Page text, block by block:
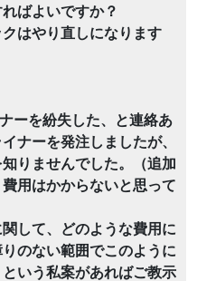
ばよいですか？
はやり直しになります
ーを紛失した、と連絡あ
ナーを発注しましたが、
りませんでした。（追加
用はかからないと思って
して、どのような費用に
のない範囲でこのように
いう私案があればご教示